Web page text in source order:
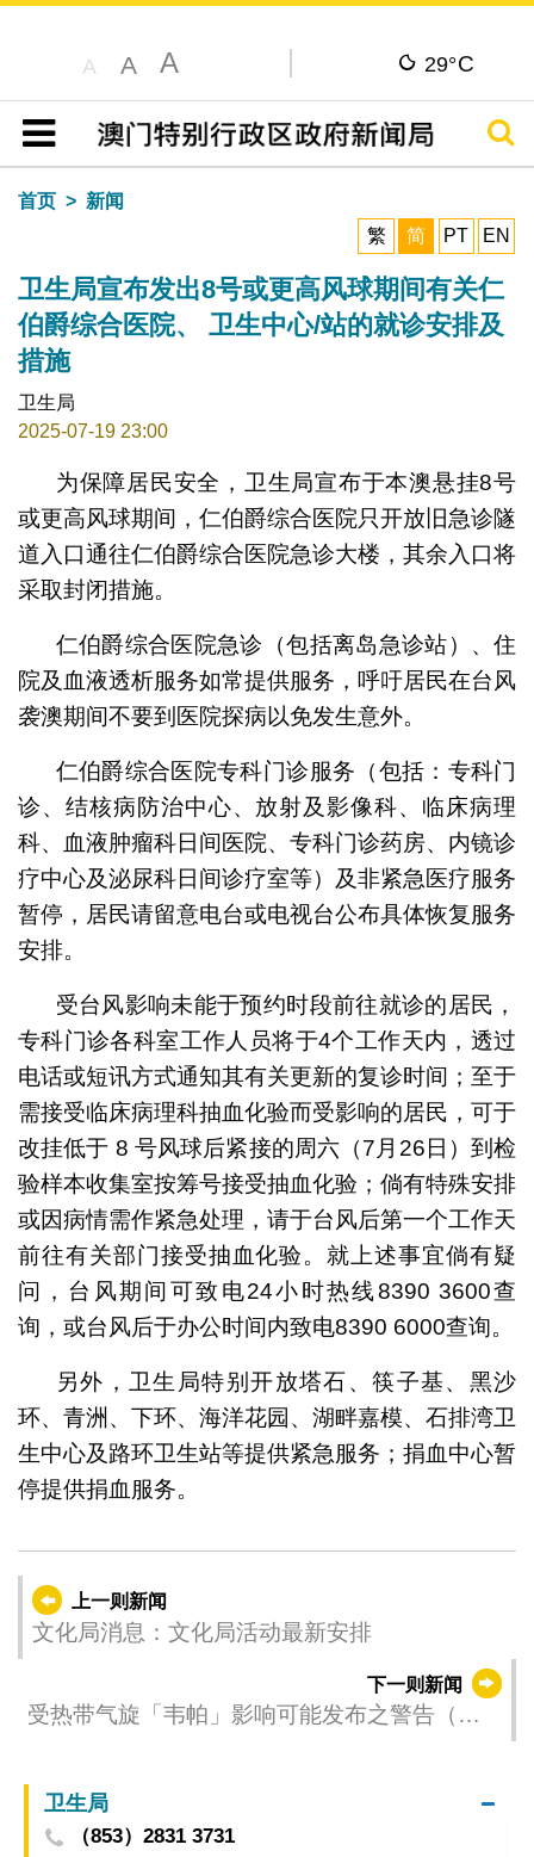
A A A 29°C
目录
搜寻
首页
新闻
繁
简 PT EN
卫生局宣布发出8号或更高风球期间有关仁
伯爵综合医院、 卫生中心/站的就诊安排及
措施
卫生局
2025-07-19 23:00
为保障居民安全，卫生局宣布于本澳悬挂8号
或更高风球期间，仁伯爵综合医院只开放旧急诊隧
道入口通往仁伯爵综合医院急诊大楼，其余入口将
采取封闭措施。
仁伯爵综合医院急诊（包括离岛急诊站）、住
院及血液透析服务如常提供服务，呼吁居民在台风
袭澳期间不要到医院探病以免发生意外。
仁伯爵综合医院专科门诊服务（包括：专科门
诊、结核病防治中心、放射及影像科、临床病理
科、血液肿瘤科日间医院、专科门诊药房、内镜诊
疗中心及泌尿科日间诊疗室等）及非紧急医疗服务
暂停，居民请留意电台或电视台公布具体恢复服务
安排。
受台风影响未能于预约时段前往就诊的居民，
专科门诊各科室工作人员将于4个工作天内，透过
电话或短讯方式通知其有关更新的复诊时间；至于
需接受临床病理科抽血化验而受影响的居民，可于
改挂低于 8 号风球后紧接的周六（7月26日）到检
验样本收集室按筹号接受抽血化验；倘有特殊安排
或因病情需作紧急处理，请于台风后第一个工作天
前往有关部门接受抽血化验。就上述事宜倘有疑
问，台风期间可致电24小时热线8390 3600查
询，或台风后于办公时间内致电8390 6000查询。
另外，卫生局特别开放塔石、筷子基、黑沙
环、青洲、下环、海洋花园、湖畔嘉模、石排湾卫
生中心及路环卫生站等提供紧急服务；捐血中心暂
停提供捐血服务。
上一则新闻
文化局消息：文化局活动最新安排
下一则新闻
受热带气旋「韦帕」影响可能发布之警告（更
卫生局
（853）2831 3731